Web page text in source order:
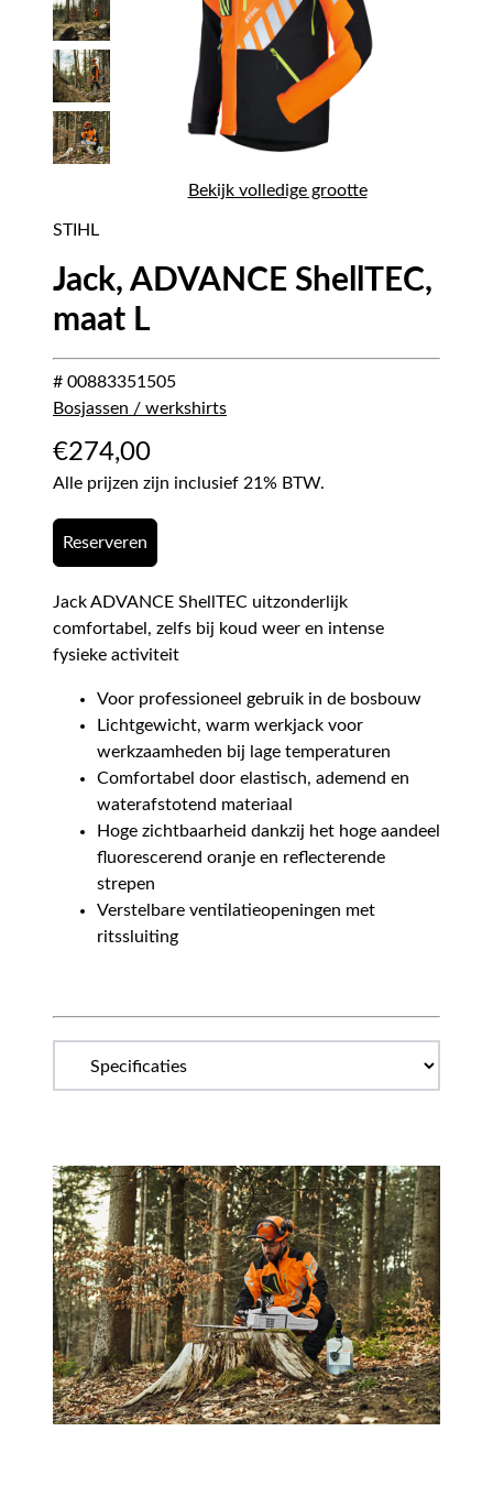
Bekijk volledige grootte
STIHL
Jack, ADVANCE ShellTEC,
maat L
# 00883351505
Bosjassen / werkshirts
€274,00
Alle prijzen zijn inclusief 21% BTW.
Reserveren
Jack ADVANCE ShellTEC uitzonderlijk
comfortabel, zelfs bij koud weer en intense
fysieke activiteit
Voor professioneel gebruik in de bosbouw
Lichtgewicht, warm werkjack voor
werkzaamheden bij lage temperaturen
Comfortabel door elastisch, ademend en
waterafstotend materiaal
Hoge zichtbaarheid dankzij het hoge aandeel
fluorescerend oranje en reflecterende
strepen
Verstelbare ventilatieopeningen met
ritssluiting